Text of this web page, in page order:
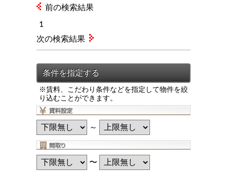
前の検索結果
1
※賃料、こだわり条件などを指定して物件を絞
り込むことができます。
～
〜